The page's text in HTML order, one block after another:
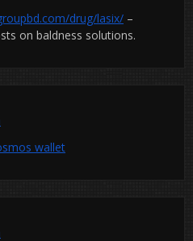
drug/lasix/ –
on baldness solutions.
wallet